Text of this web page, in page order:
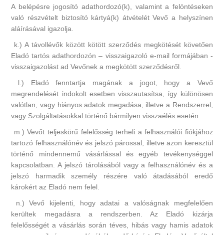
A belépésre jogosító adathordozó(k), valamint a felöntéseken
való részvételt biztosító kártyá(k) átvételét Vevő a helyszínen
aláírásával igazolja.
k.) A távollévők között kötött szerződés megkötését követően
Eladó tartós adathordozón – visszaigazoló e-mail formájában -
visszaigazolást ad Vevőnek a megkötött szerződésről.
l.) Eladó fenntartja magának a jogot, hogy a Vevő
megrendelését indokolt esetben visszautasítsa, így különösen
valótlan, vagy hiányos adatok megadása, illetve a Rendszerrel,
vagy Szolgáltatásokkal történő bármilyen visszaélés esetén.
m.) Vevőt teljeskörű felelősség terheli a felhasználói fiókjához
tartozó felhasználónév és jelszó párossal, illetve azon keresztül
történő mindennemű vásárlással és egyéb tevékenységgel
kapcsolatban. A jelszó tárolásából vagy a felhasználónév és a
jelszó harmadik személy részére való átadásából eredő
károkért az Eladó nem felel.
n.) Vevő kijelenti, hogy adatai a valóságnak megfelelően
kerültek megadásra a rendszerben. Az Eladó kizárja
felelősségét a vásárlás során téves, hibás vagy hamis adatok